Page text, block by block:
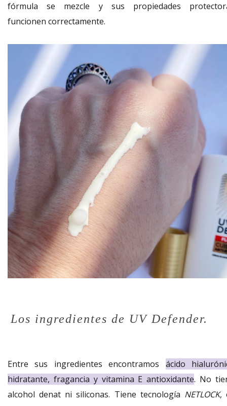
fórmula se mezcle y sus propiedades
funcionen correctamente.
Los ingredientes de UV Defender.
Entre sus ingredientes encontramos ácido
hidratante, fragancia y vitamina E antioxidante. No
alcohol denat ni siliconas. Tiene tecnología NETLOCK,